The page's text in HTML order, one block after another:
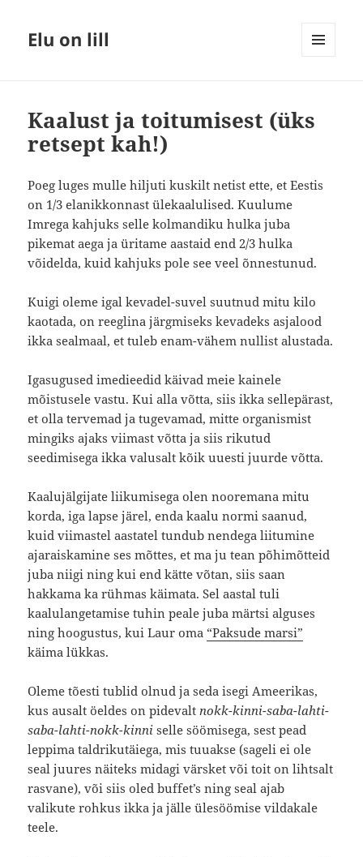
Elu on lill
Kaalust ja toitumisest (üks
retsept kah!)
Poeg luges mulle hiljuti kuskilt netist ette, et Eestis
on 1/3 elanikkonnast ülekaalulised. Kuulume
Imrega kahjuks selle kolmandiku hulka juba
pikemat aega ja üritame aastaid end 2/3 hulka
võidelda, kuid kahjuks pole see veel õnnestunud.
Kuigi oleme igal kevadel-suvel suutnud mitu kilo
kaotada, on reeglina järgmiseks kevadeks asjalood
ikka sealmaal, et tuleb enam-vähem nullist alustada.
Igasugused imedieedid käivad meie kainele
mõistusele vastu. Kui alla võtta, siis ikka sellepärast,
et olla tervemad ja tugevamad, mitte organismist
mingiks ajaks viimast võtta ja siis rikutud
seedimisega ikka valusalt kõik uuesti juurde võtta.
Kaalujälgijate liikumisega olen nooremana mitu
korda, iga lapse järel, enda kaalu normi saanud,
kuid viimastel aastatel tundub nendega liitumine
ajaraiskamine ses mõttes, et ma ju tean põhimõtteid
juba niigi ning kui end kätte võtan, siis saan
hakkama ka rühmas käimata. Sel aastal tuli
kaalulangetamise tuhin peale juba märtsi alguses
ning hoogustus, kui Laur oma “Paksude marsi”
käima lükkas.
Oleme tõesti tublid olnud ja seda isegi Ameerikas,
kus ausalt öeldes on pidevaltnokk-kinni-saba-lahti-
saba-lahti-nokk-kinni selle söömisega, sest pead
leppima taldrikutäiega, mis tuuakse (sageli ei ole
seal juures näiteks midagi värsket või toit on lihtsalt
rasvane), või siis oled buffet’s ning seal ajab
valikute rohkus ikka ja jälle ülesöömise vildakale
teele.